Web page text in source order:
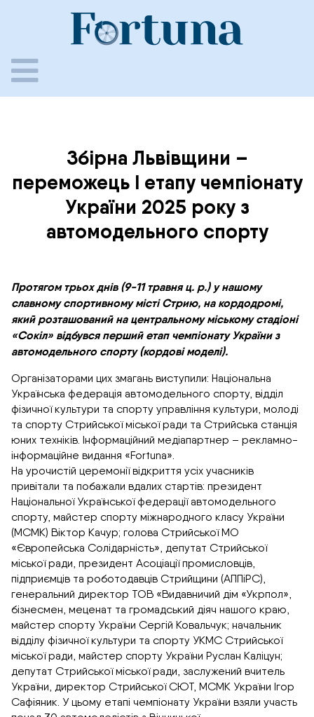
Збірна Львівщини –
переможець I етапу чемпіонату
України 2025 року з
автомодельного спорту
Протягом трьох днів (9-11 травня ц. р.) у нашому
славному спортивному місті Стрию, на кордодромі,
який розташований на центральному міському стадіоні
«Сокіл» відбувся перший етап чемпіонату України з
автомодельного спорту (кордові моделі).
Організаторами цих змагань виступили: Національна
Українська федерація автомодельного спорту, відділ
фізичної культури та спорту управління культури, молоді
та спорту Стрийської міської ради та Стрийська станція
юних техніків. Інформаційний медіапартнер – рекламно-
інформаційне видання «Fortuna».
На урочистій церемонії відкриття усіх учасників
привітали та побажали вдалих стартів: президент
Національної Української федерації автомодельного
спорту, майстер спорту міжнародного класу України
(МСМК) Віктор Качур; голова Стрийської МО
«Європейська Солідарність», депутат Стрийської
міської ради, президент Асоціації промисловців,
підприємців та роботодавців Стрийщини (АППіРС),
генеральний директор ТОВ «Видавничий дім «Укрпол»,
бізнесмен, меценат та громадський діяч нашого краю,
майстер спорту України Сергій Ковальчук; начальник
відділу фізичної культури та спорту УКМС Стрийської
міської ради, майстер спорту України Руслан Каліцун;
депутат Стрийської міської ради, заслужений вчитель
України, директор Стрийської СЮТ, МСМК України Ігор
Сафіяник. У цьому етапі чемпіонату України взяли участь